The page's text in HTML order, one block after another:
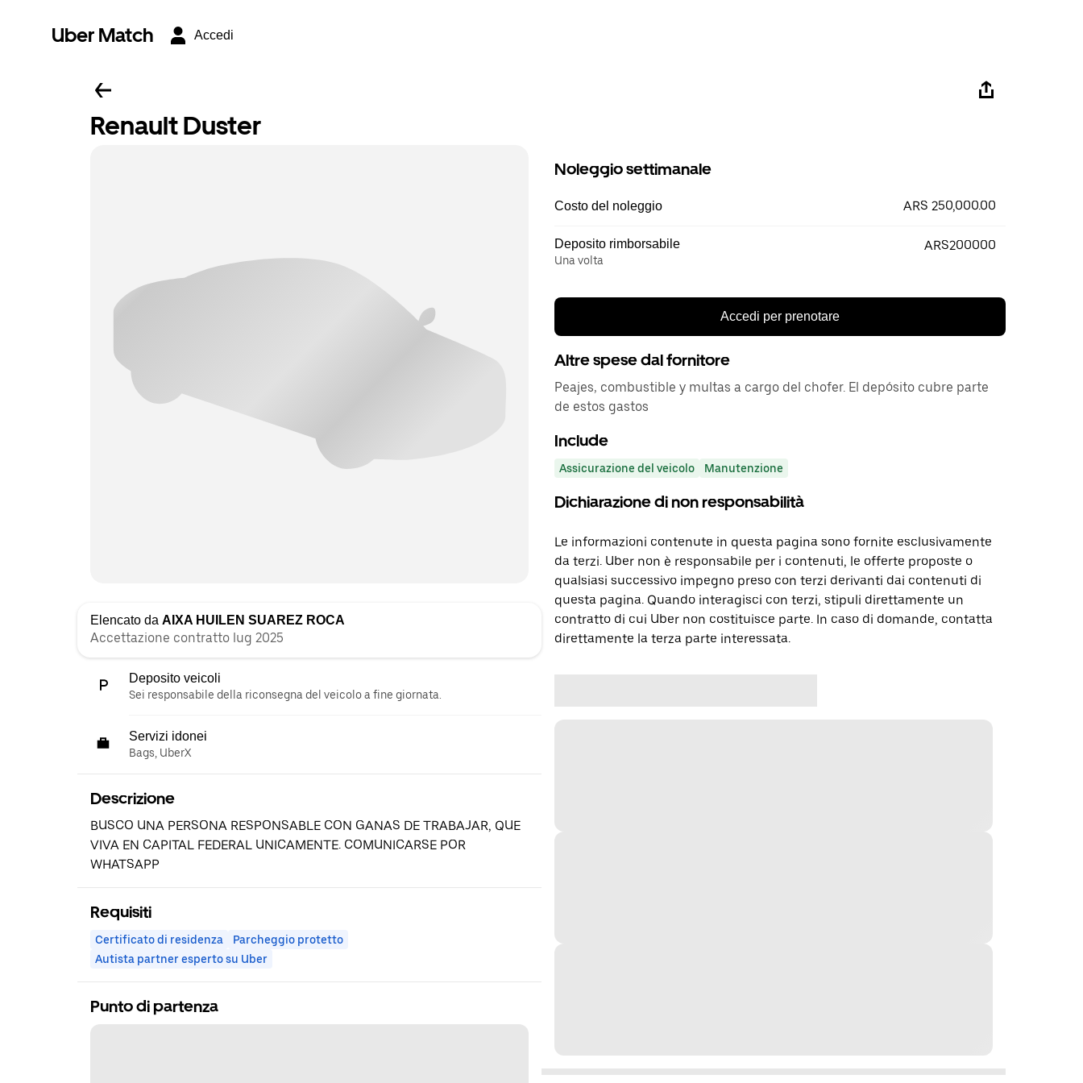
Uber Match Accedi
Renault Duster
Elencato da AIXA HUILEN SUAREZ ROCA
Accettazione contratto lug 2025
Deposito veicoli
Sei responsabile della riconsegna del veicolo a fine giornata.
Servizi idonei
Bags, UberX
Descrizione
BUSCO UNA PERSONA RESPONSABLE CON GANAS DE TRABAJAR, QUE
VIVA EN CAPITAL FEDERAL UNICAMENTE. COMUNICARSE POR
WHATSAPP
Requisiti
Certificato di residenza
Parcheggio protetto
Autista partner esperto su Uber
Punto di partenza
Noleggio settimanale
Costo del noleggio ARS 250,000.00
Deposito rimborsabile
Una volta
ARS200000
Accedi per prenotare
Altre spese dal fornitore
Peajes, combustible y multas a cargo del chofer. El depósito cubre parte
de estos gastos
Include
Assicurazione del veicolo Manutenzione
Dichiarazione di non responsabilità
Le informazioni contenute in questa pagina sono fornite esclusivamente
da terzi. Uber non è responsabile per i contenuti, le offerte proposte o
qualsiasi successivo impegno preso con terzi derivanti dai contenuti di
questa pagina. Quando interagisci con terzi, stipuli direttamente un
contratto di cui Uber non costituisce parte. In caso di domande, contatta
direttamente la terza parte interessata.